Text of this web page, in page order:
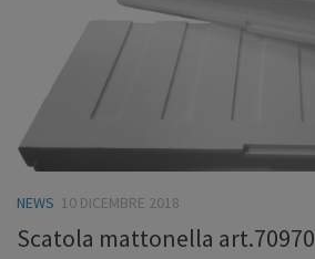
NEWS 10 DICEMBRE 2018
Scatola mattonella art.70970